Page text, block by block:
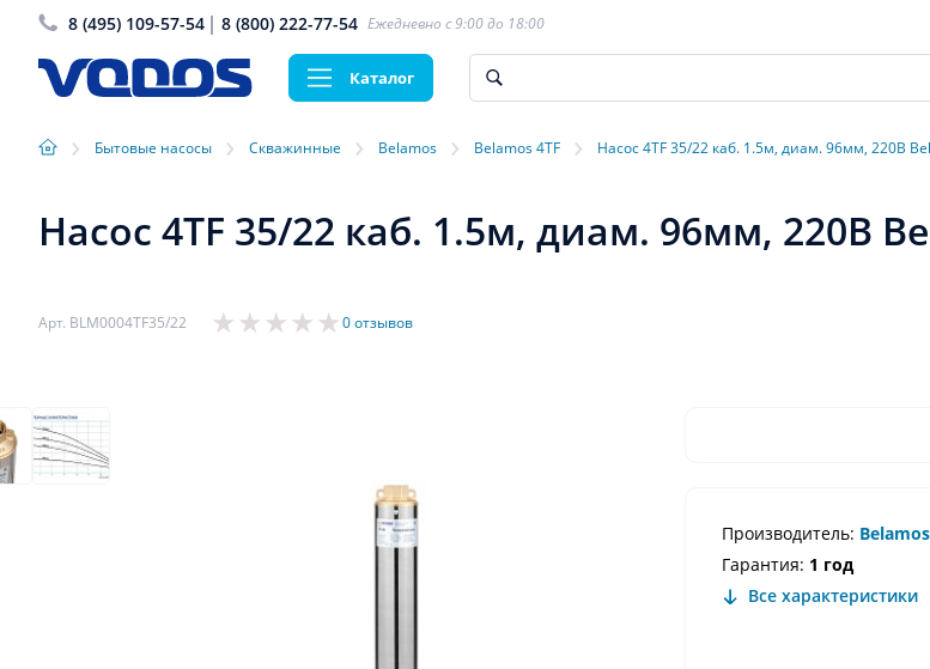
8 (495) 109-57-54 8 (800) 222-77-54 Ежедневно с 9:00 до 18:00
Каталог
› Бытовые насосы › Скважинные › Belamos › Belamos 4TF › Насос 4TF 35/22 каб. 1.5м, диам. 96мм, 220В
Насос 4TF 35/22 каб. 1.5м, диам. 96мм, 220В
Арт. BLM0004TF35/22 0 отзывов
Производитель: Belamos
Гарантия: 1 год
Все характеристики